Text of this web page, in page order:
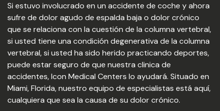
Si estuvo involucrado en un accidente de coche y ahora
sufre de dolor agudo de espalda baja o dolor crónico
que se relaciona con la cuestión de la columna vertebral,
si usted tiene una condición degenerativa de la columna
vertebral, si usted ha sido herido practicando deportes,
puede estar seguro de que nuestra clinica de
accidentes, Icon Medical Centers lo ayudará. Situado en
Miami, Florida, nuestro equipo de especialistas está aquí,
cualquiera que sea la causa de su dolor crónico.